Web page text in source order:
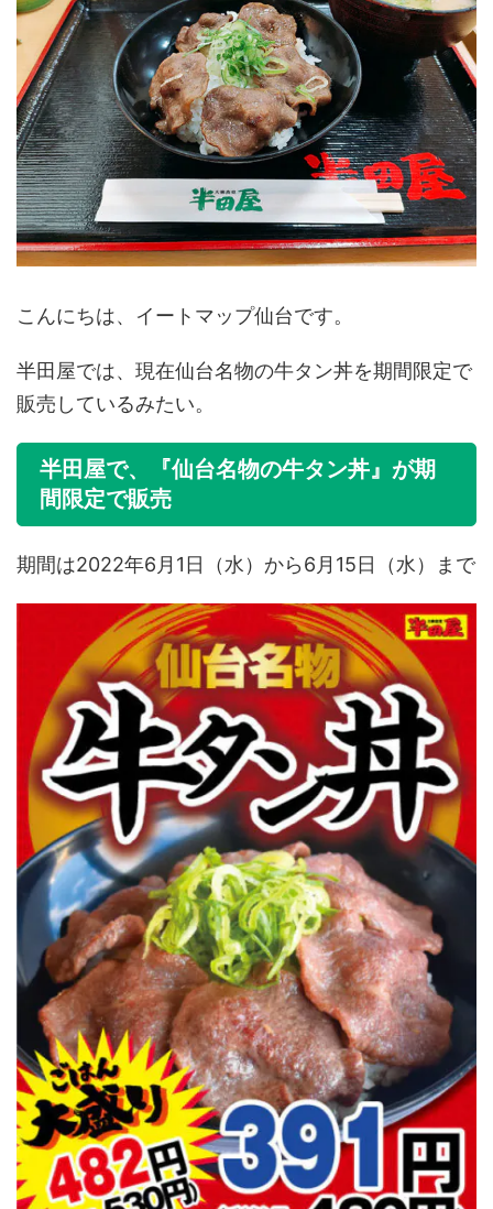
こんにちは、イートマップ仙台です。
半田屋では、現在仙台名物の牛タン丼を期間限定で
販売しているみたい。
半田屋で、『仙台名物の牛タン丼』が期
間限定で販売
期間は2022年6月1日（水）から6月15日（水）まで